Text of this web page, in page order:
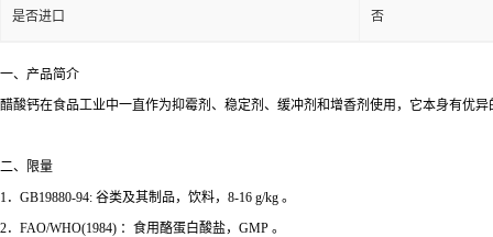
是否进口 否
一、产品简介
醋酸钙在食品工业中一直作为抑霉剂、稳定剂、缓冲剂和增香剂使用，它本身有优
二、限量
1．GB19880-94: 谷类及其制品，饮料，8-16 g/kg 。
2．FAO/WHO(1984) ：食用酪蛋白酸盐，GMP 。